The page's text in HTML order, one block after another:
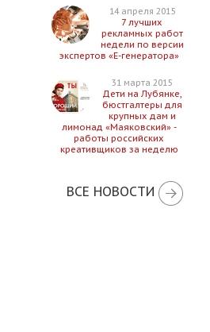
14 апреля 2015
7 лучших
рекламных работ
недели по версии
экспертов «Е-генератора»
31 марта 2015
Дети на Лубянке,
бюстгалтеры для
крупных дам и
лимонад «Маяковский» -
работы российских
креативщиков за неделю
ВСЕ НОВОСТИ